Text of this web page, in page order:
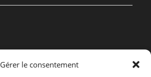
Gérer le consentement